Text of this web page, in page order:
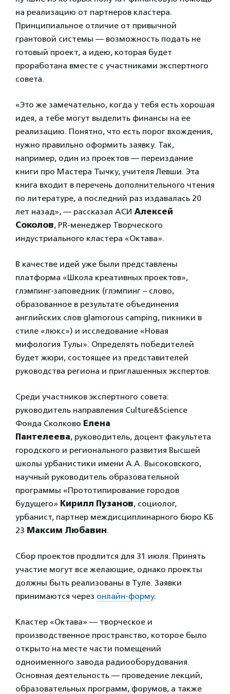
на реализацию от партнеров кластера.
Принципиальное отличие от привычной
грантовой системы — возможность подать не
готовый проект, а идею, которая будет
проработана вместе с участниками экспертного
совета.
«Это же замечательно, когда у тебя есть хорошая
идея, а тебе могут выделить финансы на ее
реализацию. Понятно, что есть порог вхождения,
нужно правильно оформить заявку. Так,
например, один из проектов — переиздание
книги про Мастера Тычку, учителя Левши. Эта
книга входит в перечень дополнительного чтения
по литературе, а последний раз издавалась 20
лет назад», — рассказал АСИ Алексей
Соколов, PR-менеджер Творческого
индустриального кластера «Октава».
В качестве идей уже были представлены
платформа «Школа креативных проектов»,
глэмпинг-заповедник (глэмпинг – слово,
образованное в результате объединения
английских слов glamorous camping, пикники в
стиле «люкс») и исследование «Новая
мифология Тулы». Определять победителей
будет жюри, состоящее из представителей
руководства региона и приглашенных экспертов.
Среди участников экспертного совета:
руководитель направления Culture&Science
Фонда Сколково Елена
Пантелеева, руководитель, доцент факультета
городского и регионального развития Высшей
школы урбанистики имени А.А. Высоковского,
научный руководитель образовательной
программы «Прототипирование городов
будущего» Кирилл Пузанов, социолог,
урбанист, партнер междисциплинарного бюро КБ
23 Максим Любавин.
Сбор проектов продлится для 31 июля. Принять
участие могут все желающие, однако проекты
должны быть реализованы в Туле. Заявки
принимаются через онлайн-форму.
Кластер «Октава» — творческое и
производственное пространство, которое было
открыто на месте части помещений
одноименного завода радиооборудования.
Основная деятельность — проведение лекций,
образовательных программ, форумов, а также